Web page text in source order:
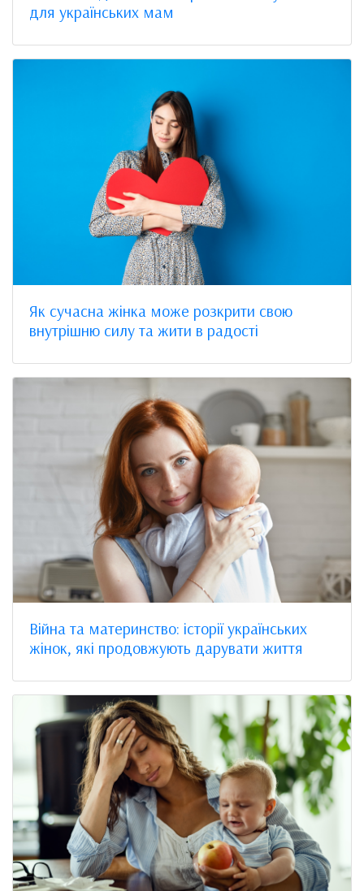
для українських мам
Як сучасна жінка може розкрити свою
внутрішню силу та жити в радості
Війна та материнство: історії українських
жінок, які продовжують дарувати життя